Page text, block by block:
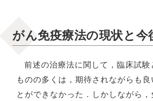
がん免疫療法の現状と今
前述の治療法に関して，臨床試験
ものの多くは，期待されながらも良
とができなかった．しかしながら